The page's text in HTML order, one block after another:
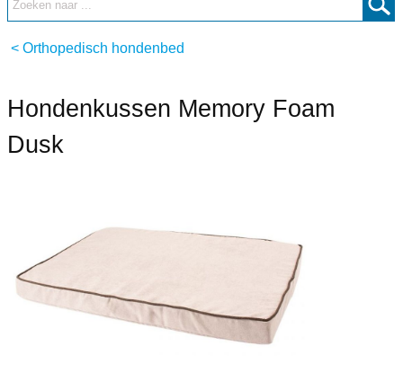
< Orthopedisch hondenbed
Hondenkussen Memory Foam
Dusk